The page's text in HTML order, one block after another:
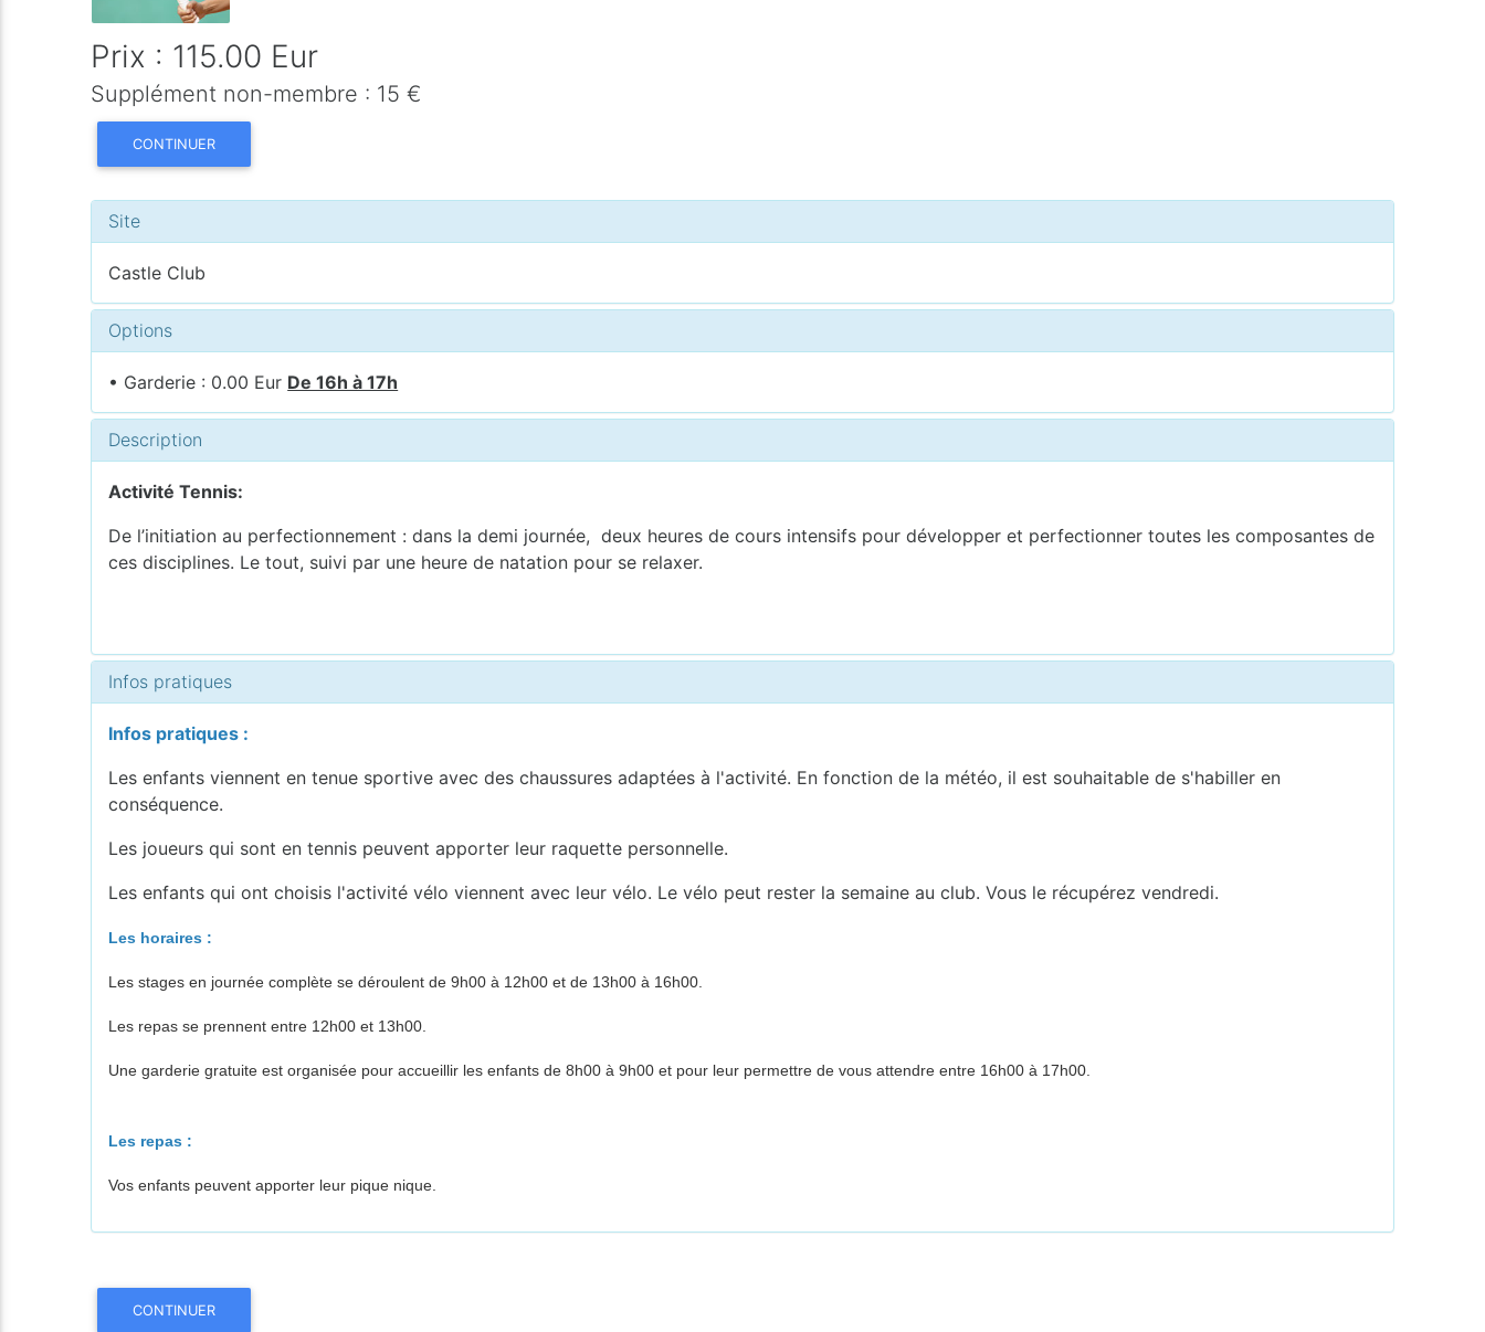
Prix : 115.00 Eur
Supplément non-membre : 15 €
CONTINUER
Site
Castle Club
Options
• Garderie : 0.00 Eur De 16h à 17h
Description
Activité Tennis:
De l’initiation au perfectionnement : dans la demi journée, deux heures de cours intensifs pour développer et perfectionner toutes les composantes de
ces disciplines. Le tout, suivi par une heure de natation pour se relaxer.
Infos pratiques
Infos pratiques :
Les enfants viennent en tenue sportive avec des chaussures adaptées à l'activité. En fonction de la météo, il est souhaitable de s'habiller en
conséquence.
Les joueurs qui sont en tennis peuvent apporter leur raquette personnelle.
Les enfants qui ont choisis l'activité vélo viennent avec leur vélo. Le vélo peut rester la semaine au club. Vous le récupérez vendredi.
Les horaires :
Les stages en journée complète se déroulent de 9h00 à 12h00 et de 13h00 à 16h00.
Les repas se prennent entre 12h00 et 13h00.
Une garderie gratuite est organisée pour accueillir les enfants de 8h00 à 9h00 et pour leur permettre de vous attendre entre 16h00 à 17h00.
Les repas :
Vos enfants peuvent apporter leur pique nique.
CONTINUER